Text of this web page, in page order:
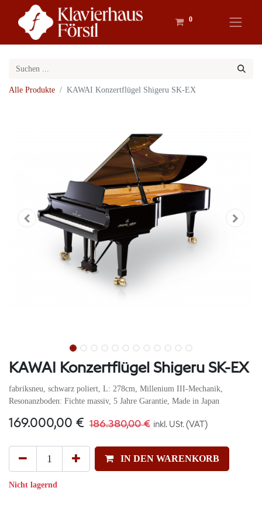
0
Alle Produkte KAWAI Konzertflügel Shigeru SK-EX
KAWAI Konzertflügel Shigeru SK-EX
fabriksneu, schwarz poliert, L: 278cm, Millenium III-Mechanik,
Resonanzboden: Fichte massiv, 5 Jahre Garantie, Made in Japan
169.000,00 € 186.380,00€ inkl. USt. (VAT)
IN DEN WARENKORB
Nicht lagernd